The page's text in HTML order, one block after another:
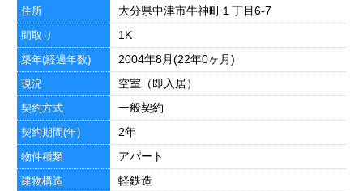
住所 大分県中津市牛神町１丁目6-7
間取り 1K
築年(経過年数) 2004年8月(22年0ヶ月)
現況 空室（即入居）
契約方式 一般契約
契約期間(年) 2年
物件種類 アパート
建物構造 軽鉄造